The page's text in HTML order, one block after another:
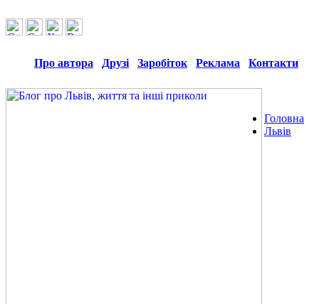
Про автора Друзі Заробіток Реклама Контакти
Головна
Львів